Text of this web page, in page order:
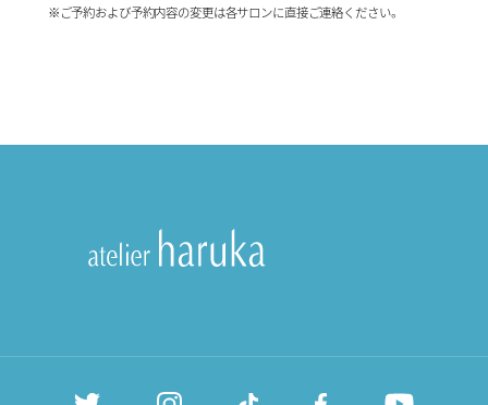
※ご予約および予約内容の変更は各サロンに直接ご連絡ください。